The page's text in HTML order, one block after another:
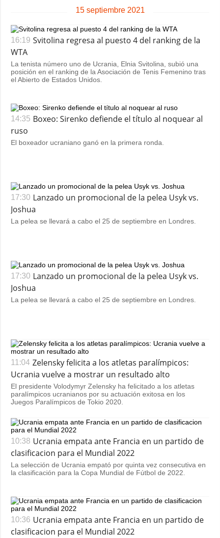
15 septiembre 2021
16:19 Svitolina regresa al puesto 4 del ranking de la
WTA
La tenista número uno de Ucrania, Elnia Svitolina, subió una
posición en el ranking de la Asociación de Tenis Femenino tras
el Abierto de Estados Unidos.
14:35 Boxeo: Sirenko defiende el título al noquear al
ruso
El boxeador ucraniano ganó en la primera ronda.
17:30 Lanzado un promocional de la pelea Usyk vs.
Joshua
La pelea se llevará a cabo el 25 de septiembre en Londres.
17:30 Lanzado un promocional de la pelea Usyk vs.
Joshua
La pelea se llevará a cabo el 25 de septiembre en Londres.
11:04 Zelensky felicita a los atletas paralímpicos:
Ucrania vuelve a mostrar un resultado alto
El presidente Volodymyr Zelensky ha felicitado a los atletas
paralímpicos ucranianos por su actuación exitosa en los
Juegos Paralímpicos de Tokio 2020.
10:38 Ucrania empata ante Francia en un partido de
clasificacion para el Mundial 2022
La selección de Ucrania empató por quinta vez consecutiva en
la clasificación para la Copa Mundial de Fútbol de 2022.
10:36 Ucrania empata ante Francia en un partido de
clasificacion para el Mundial 2022